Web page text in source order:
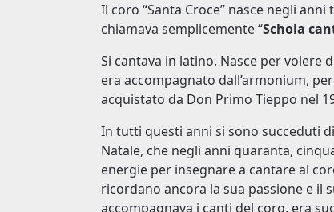
Il coro “Santa Croce” nasce negli
chiamava semplicemente “Schola
Si cantava in latino. Nasce per volere
era accompagnato dall’armonium,
acquistato da Don Primo Tieppo nel
In tutti questi anni si sono succeduti
Natale, che negli anni quaranta,
energie per insegnare a cantare al
ricordano ancora la sua passione e il
accompagnava i canti del coro, era